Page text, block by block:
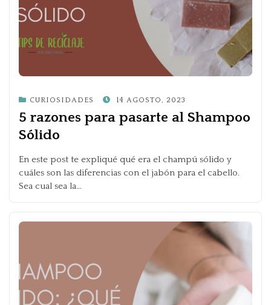
CURIOSIDADES
POSTED
14 AGOSTO, 2023
5 razones para pasarte al Shampoo
Sólido
En este post te expliqué qué era el champú sólido y
cuáles son las diferencias con el jabón para el cabello.
Sea cual sea la…